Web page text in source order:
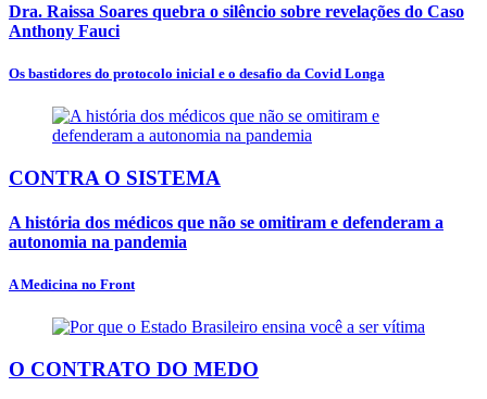
Dra. Raissa Soares quebra o silêncio sobre revelações do Caso
Anthony Fauci
Os bastidores do protocolo inicial e o desafio da Covid Longa
CONTRA O SISTEMA
A história dos médicos que não se omitiram e defenderam a
autonomia na pandemia
A Medicina no Front
O CONTRATO DO MEDO